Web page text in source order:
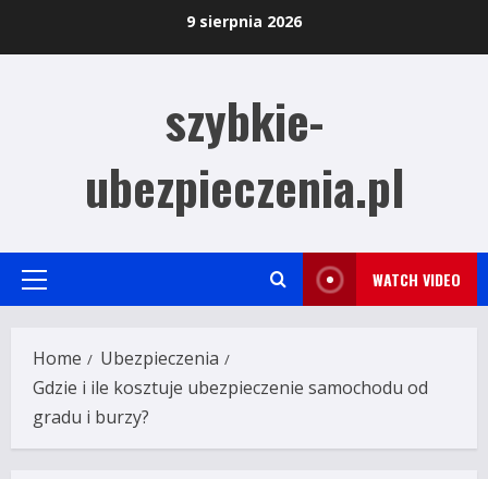
9 sierpnia 2026
szybkie-
ubezpieczenia.pl
Primary
WATCH VIDEO
Home
Ubezpieczenia
Gdzie i ile kosztuje ubezpieczenie samochodu od
gradu i burzy?